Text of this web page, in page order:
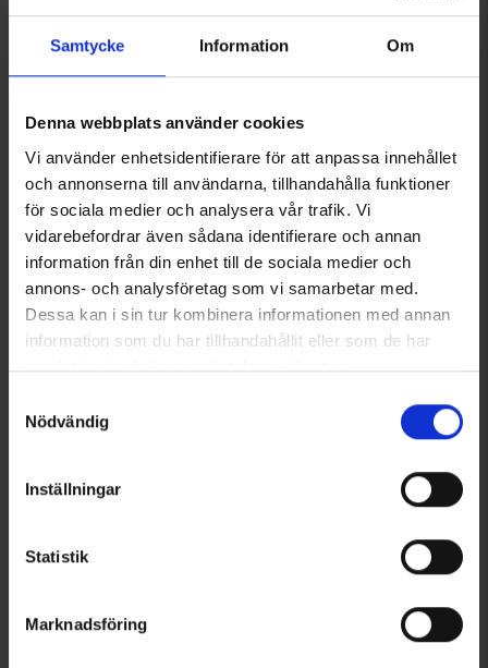
Samtycke Information Om
Denna webbplats använder cookies
Vi använder enhetsidentifierare för att anpassa innehållet
och annonserna till användarna, tillhandahålla funktioner
för sociala medier och analysera vår trafik. Vi
vidarebefordrar även sådana identifierare och annan
information från din enhet till de sociala medier och
annons- och analysföretag som vi samarbetar med.
Dessa kan i sin tur kombinera informationen med annan
information som du har tillhandahållit eller som de har
samlat in när du har använt deras tjänster.
Nödvändig
Inställningar
Statistik
Marknadsföring
399 kr 799 kr
Liknande produkter
6651
650 kr
Betyg: 5.0 utav 5 stjärnor
5433 Betyg: